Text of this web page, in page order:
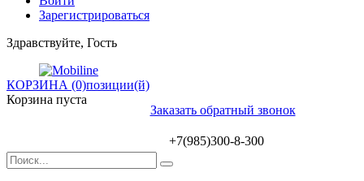
Зарегистрироваться
Здравствуйте, Гость
КОРЗИНА (0)позиции(й)
Корзина пуста
Заказать обратный звонок
+7(985)300-8-300